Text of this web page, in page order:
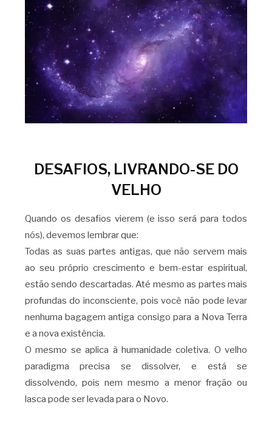
DESAFIOS, LIVRANDO-SE DO
VELHO
Quando os desafios vierem (e isso será para todos
nós), devemos lembrar que:
Todas as suas partes antigas, que não servem mais
ao seu próprio crescimento e bem-estar espiritual,
estão sendo descartadas. Até mesmo as partes mais
profundas do inconsciente, pois você não pode levar
nenhuma bagagem antiga consigo para a Nova Terra
e a nova existência.
O mesmo se aplica à humanidade coletiva. O velho
paradigma precisa se dissolver, e está se
dissolvendo, pois nem mesmo a menor fração ou
lasca pode ser levada para o Novo.